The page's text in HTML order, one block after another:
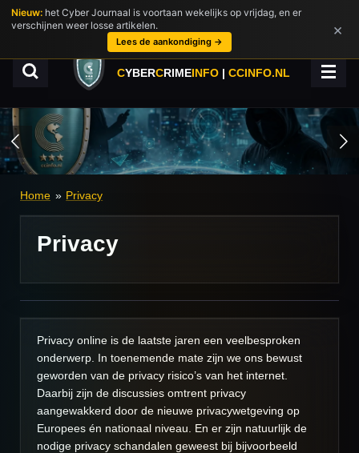
Ga
direct
hoofdinhoud
CYBERCRIMEINFO | CCINFO.NL
Home » Privacy
Privacy
Privacy online is de laatste jaren een veelbesproken
onderwerp. In toenemende mate zijn we ons bewust
geworden van de privacy risico’s van het internet.
Daarbij zijn de discussies omtrent privacy
aangewakkerd door de nieuwe privacywetgeving op
Europees én nationaal niveau. En er zijn natuurlijk de
nodige privacy schandalen geweest bij bijvoorbeeld
Nieuw: het Cyber Journaal is voortaan wekelijks op vrijdag, en er
verschijnen weer losse artikelen.
Lees de aankondiging →
×